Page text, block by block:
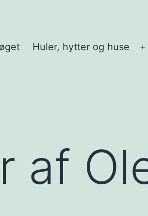
Huler, hytter og huse
af